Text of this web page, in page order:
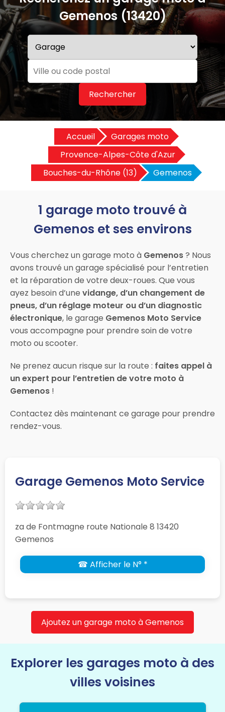
Gemenos (13420)
Rechercher
Accueil
Garages moto
Provence-Alpes-Côte d'Azur
Bouches-du-Rhône (13)
Gemenos
1 garage moto trouvé à
Gemenos et ses environs
Vous cherchez un garage moto à Gemenos? Nous
avons trouvé un garage spécialisé pour l’entretien
et la réparation de votre deux-roues. Que vous
ayez besoin d’une vidange, d’un changement de
pneus, d’un réglage moteur ou d’un diagnostic
électronique, le garage Gemenos Moto Service
vous accompagne pour prendre soin de votre
moto ou scooter.
Ne prenez aucun risque sur la route : faites appel à
un expert pour l’entretien de votre moto à
Gemenos !
Contactez dès maintenant ce garage pour prendre
rendez-vous.
Garage Gemenos Moto Service
za de Fontmagne route Nationale 8 13420
Gemenos
☎ Afficher le N° *
Ajoutez un garage moto à Gemenos
Explorer les garages moto à des
villes voisines